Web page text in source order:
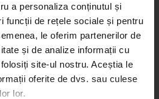
a personaliza conținutul și
funcții de rețele sociale și pentru
le oferim partenerilor de
și de analize informații cu
site-ul nostru. Aceștia le
oferite de dvs. sau culese
lor.